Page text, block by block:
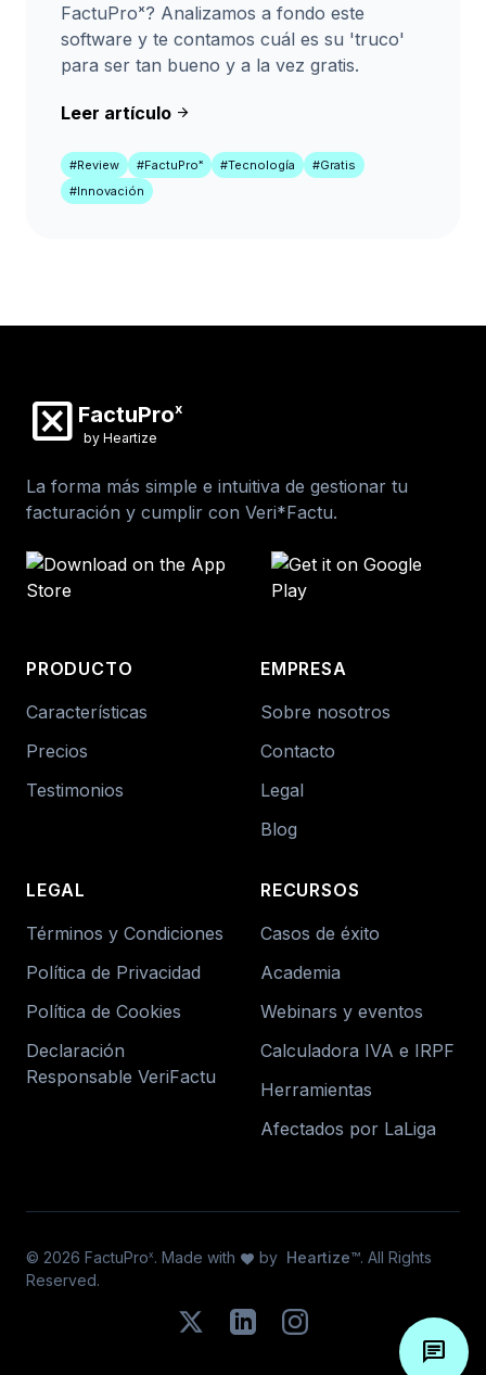
FactuProˣ? Analizamos a fondo este
software y te contamos cuál es su 'truco'
para ser tan bueno y a la vez gratis.
Leer artículo arrow_forward
#Review #FactuProˣ #Tecnología
#Gratis
#Innovación
disabled_by_default FactuProx
by Heartize
La forma más simple e intuitiva de gestionar tu
facturación y cumplir con Veri*Factu.
PRODUCTO
Características
Precios
Testimonios
EMPRESA
Sobre nosotros
Contacto
Legal
Blog
LEGAL
Términos y Condiciones
Política de Privacidad
Política de Cookies
Declaración
Responsable VeriFactu
RECURSOS
Casos de éxito
Academia
Webinars y eventos
Calculadora IVA e IRPF
Herramientas
Afectados por LaLiga
© 2026 FactuProx . Made with favorite by Heartize™. All Rights
Reserved.
chat